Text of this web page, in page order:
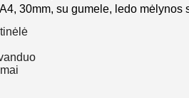
30mm, su gumele, ledo mėlynos